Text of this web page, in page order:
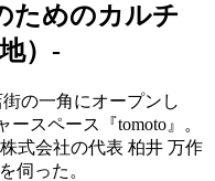
ためのカルチ
地）-
の一角にオープンし
スペース『tomoto』。
式会社の代表 柏井 万作
伺った。